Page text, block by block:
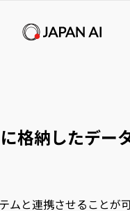
納したデー